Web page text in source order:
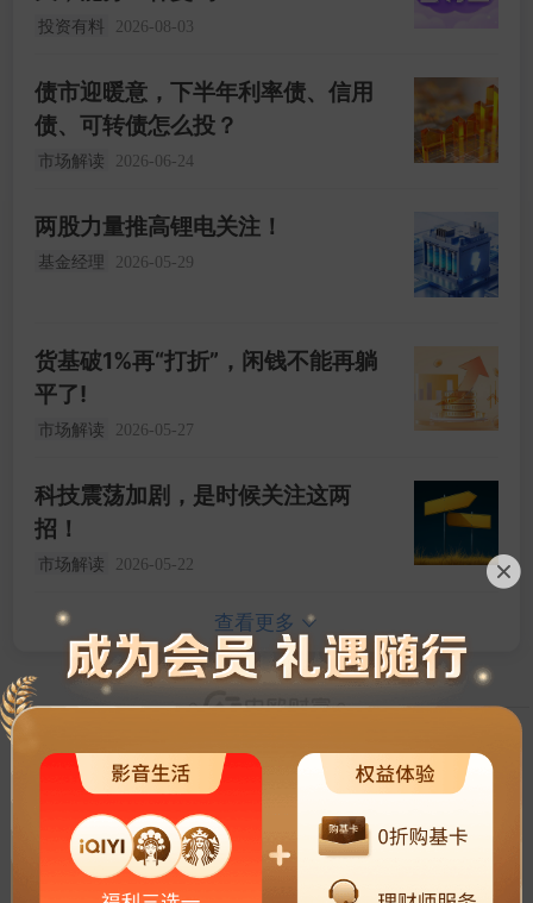
投资有料 2026-08-03
债市迎暖意，下半年利率债、信用
债、可转债怎么投？
市场解读 2026-06-24
两股力量推高锂电关注！
基金经理 2026-05-29
货基破1%再“打折”，闲钱不能再躺
平了!
市场解读 2026-05-27
科技震荡加剧，是时候关注这两
招！
市场解读 2026-05-22
查看更多
中欧财富客户服务及投诉渠道
上证指数 3940.04 +1.02% 深证成指 14311.01
创业板指 3563.12 +1.35% 恒生指数 25668.03 +0.54%
CS精准医 +8.08% 5日主力净流入新高
CSWD生科 +6.88% 5日主力净流入新高